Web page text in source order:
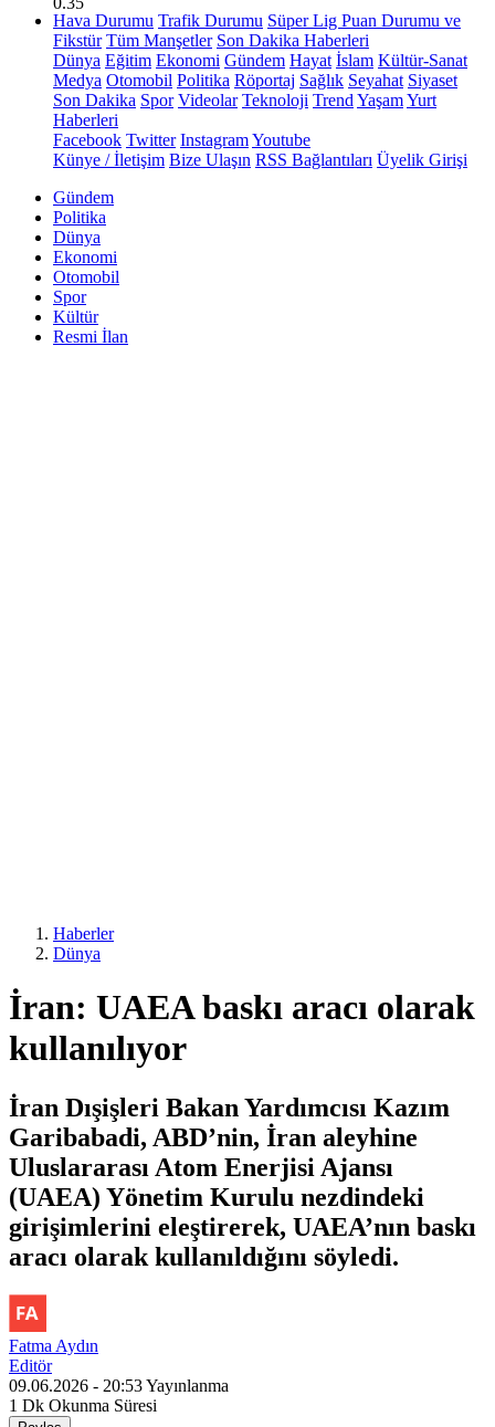
Hava Durumu Trafik Durumu Süper Lig Puan Durumu ve
Fikstür Tüm Manşetler Son Dakika Haberleri
Dünya Eğitim Ekonomi Gündem Hayat İslam Kültür-Sanat
Medya Otomobil Politika Röportaj Sağlık Seyahat Siyaset
Son Dakika Spor Videolar Teknoloji Trend YaşamYurt
Haberleri
Facebook Twitter InstagramYoutube
Künye / İletişim Bize Ulaşın RSS Bağlantıları Üyelik Girişi
Gündem
Politika
Dünya
Ekonomi
Otomobil
Spor
Kültür
Resmi İlan
Haberler
Dünya
İran: UAEA baskı aracı olarak
kullanılıyor
İran Dışişleri Bakan Yardımcısı Kazım
Garibabadi, ABD’nin, İran aleyhine
Uluslararası Atom Enerjisi Ajansı
(UAEA) Yönetim Kurulu nezdindeki
girişimlerini eleştirerek, UAEA’nın baskı
aracı olarak kullanıldığını söyledi.
Fatma Aydın
Editör
09.06.2026 - 20:53Yayınlanma
1 Dk Okunma Süresi